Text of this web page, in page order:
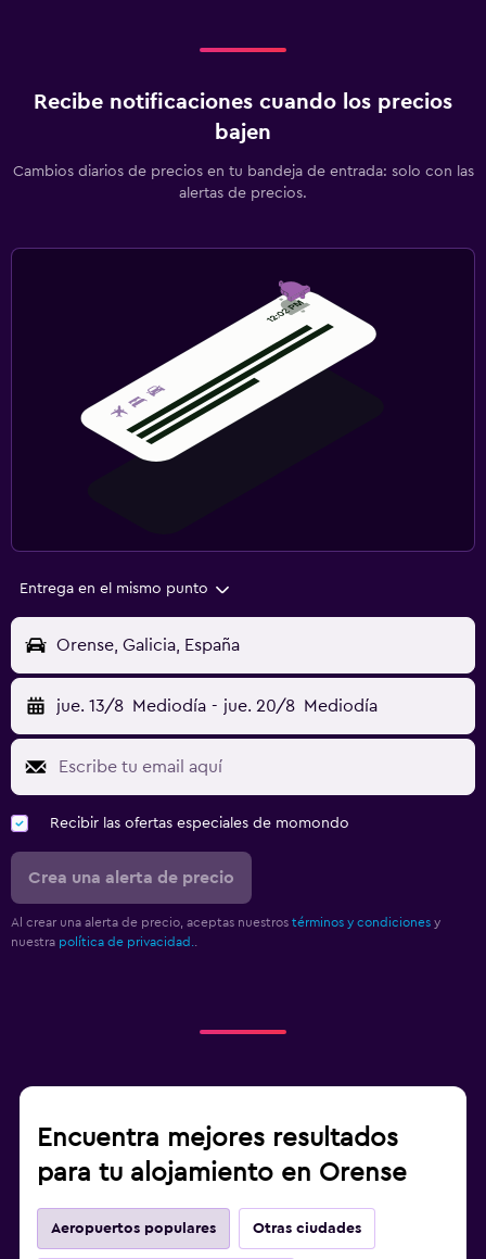
Recibe notificaciones cuando los precios
bajen
Cambios diarios de precios en tu bandeja de entrada: solo con las
alertas de precios.
Entrega en el mismo punto
Orense, Galicia, España
jue. 13/8 Mediodía - jue. 20/8 Mediodía
Recibir las ofertas especiales de momondo
Crea una alerta de precio
Al crear una alerta de precio, aceptas nuestros términos y condiciones y
nuestra política de privacidad..
Encuentra mejores resultados
para tu alojamiento en Orense
Aeropuertos populares Otras ciudades